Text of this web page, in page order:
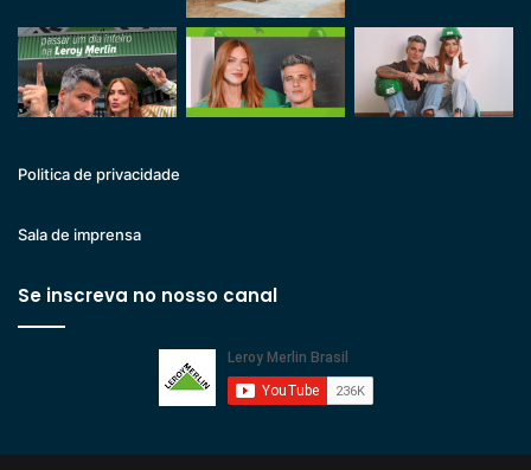
Politica de privacidade
Sala de imprensa
Se inscreva no nosso canal